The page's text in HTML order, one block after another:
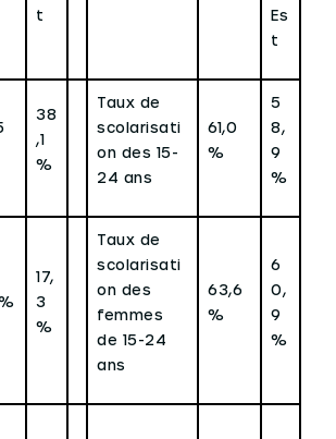
t
Es
t
38
,1
%
Taux de
scolarisati
on des 15-
24 ans
61,0
%
5
8,
9
%
17,
3
%
Taux de
scolarisati
on des
femmes
de 15-24
ans
63,6
%
6
0,
9
%